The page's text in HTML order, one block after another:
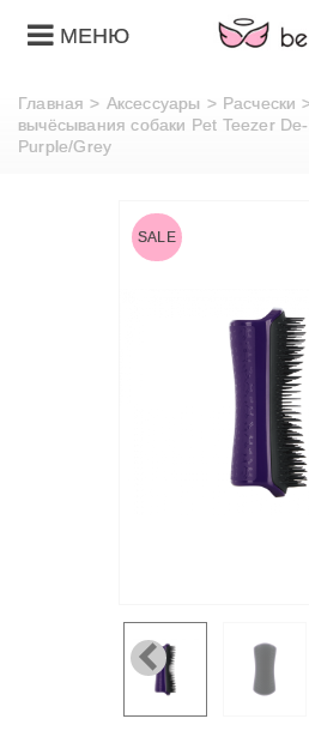
МЕНЮ
Главная > Аксессуары > Расчески
вычёсывания собаки Pet Teezer
Purple/Grey
SALE